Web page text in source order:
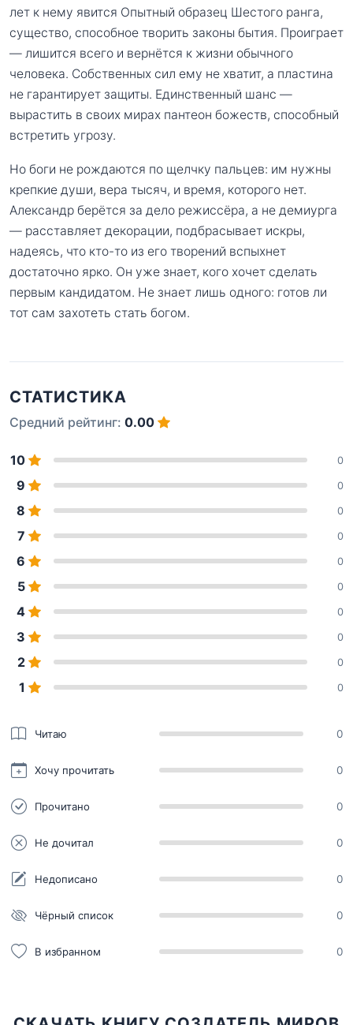
лет к нему явится Опытный образец Шестого ранга,
существо, способное творить законы бытия. Проиграет
— лишится всего и вернётся к жизни обычного
человека. Собственных сил ему не хватит, а пластина
не гарантирует защиты. Единственный шанс —
вырастить в своих мирах пантеон божеств, способный
встретить угрозу.
Но боги не рождаются по щелчку пальцев: им нужны
крепкие души, вера тысяч, и время, которого нет.
Александр берётся за дело режиссёра, а не демиурга
— расставляет декорации, подбрасывает искры,
надеясь, что кто-то из его творений вспыхнет
достаточно ярко. Он уже знает, кого хочет сделать
первым кандидатом. Не знает лишь одного: готов ли
тот сам захотеть стать богом.
СТАТИСТИКА
Средний рейтинг: 0.00
10 0
9 0
8 0
7 0
6 0
5 0
4 0
3 0
2 0
1 0
Читаю 0
Хочу прочитать 0
Прочитано 0
Не дочитал 0
Недописано 0
Чёрный список 0
В избранном 0